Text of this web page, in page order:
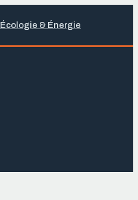
Écologie & Énergie